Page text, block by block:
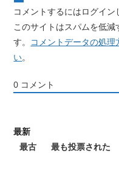
コメントするにはログイン
このサイトはスパムを低
す。 コメントデータの処
い。
0 コメント
最新
最古
最も投票された